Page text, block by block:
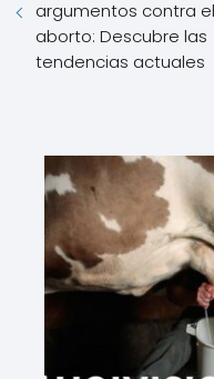
argumentos contra el
aborto: Descubre las
tendencias actuales